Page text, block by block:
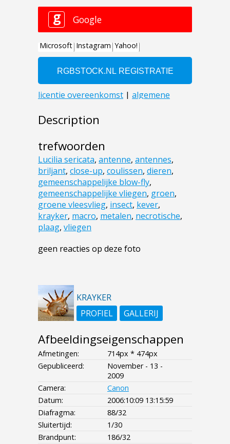
Description
trefwoorden
Lucilia sericata, antenne, antennes,
briljant, close-up, coulissen, dieren,
gemeenschappelijke blow-fly,
gemeenschappelijke vliegen, groen,
groene vleesvlieg, insect, kever,
krayker, macro, metalen, necrotische,
plaag, vliegen
geen reacties op deze foto
KRAYKER
PROFIEL
GALLERIJ
Afbeeldingseigenschappen
Afmetingen:
714px * 474px
Gepubliceerd:
November - 13 -
2009
Camera:
Canon
Datum:
2006:10:09 13:15:59
Diafragma:
88/32
Sluitertijd:
1/30
Brandpunt:
186/32